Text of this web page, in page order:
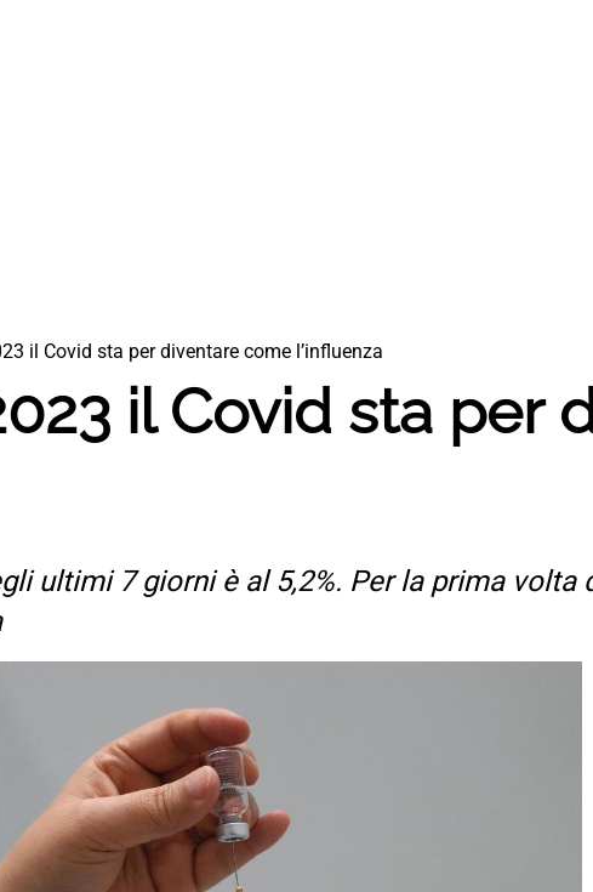
il Covid sta per diventare come l’influenza
il Covid sta per
ultimi 7 giorni è al 5,2%. Per la prima volta